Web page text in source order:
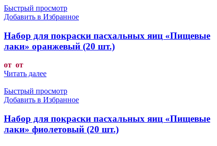
Быстрый просмотр
Добавить в Избранное
Набор для покраски пасхальных яиц «Пищевые
лаки» оранжевый (20 шт.)
от от
Читать далее
Быстрый просмотр
Добавить в Избранное
Набор для покраски пасхальных яиц «Пищевые
лаки» фиолетовый (20 шт.)